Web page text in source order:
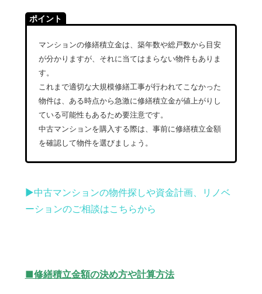
ポイント
マンションの修繕積立金は、築年数や総戸数から目安
が分かりますが、それに当てはまらない物件もありま
す。
これまで適切な大規模修繕工事が行われてこなかった
物件は、ある時点から急激に修繕積立金が値上がりし
ている可能性もあるため要注意です。
中古マンションを購入する際は、事前に修繕積立金額
を確認して物件を選びましょう。
▶︎中古マンションの物件探しや資金計画、リノベ
ーションのご相談はこちらから
■修繕積立金額の決め方や計算方法